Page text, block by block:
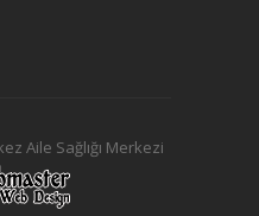
Aile Sağlığı Merkezi